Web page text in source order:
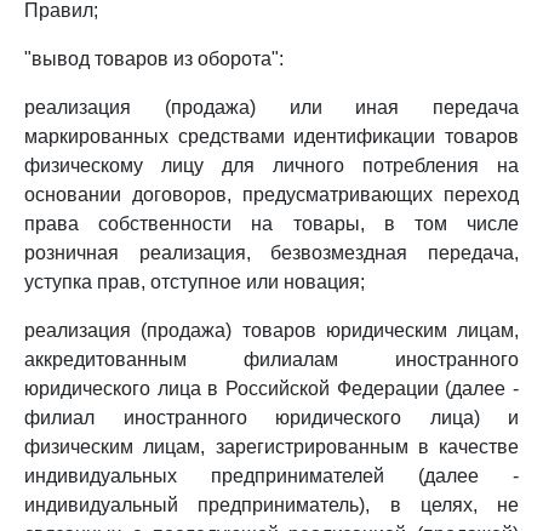
Правил;
"вывод товаров из оборота":
реализация (продажа) или иная передача
маркированных средствами идентификации товаров
физическому лицу для личного потребления на
основании договоров, предусматривающих переход
права собственности на товары, в том числе
розничная реализация, безвозмездная передача,
уступка прав, отступное или новация;
реализация (продажа) товаров юридическим лицам,
аккредитованным филиалам иностранного
юридического лица в Российской Федерации (далее -
филиал иностранного юридического лица) и
физическим лицам, зарегистрированным в качестве
индивидуальных предпринимателей (далее -
индивидуальный предприниматель), в целях, не